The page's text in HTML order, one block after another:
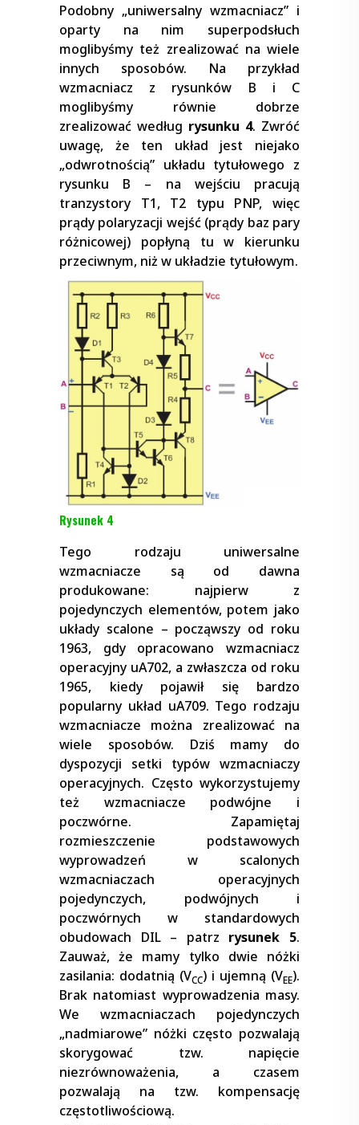
Podobny „uniwersalny wzmacniacz” i
oparty na nim superpodsłuch
moglibyśmy też zrealizować na wiele
innych sposobów. Na przykład
wzmacniacz z rysunków B i C
moglibyśmy równie dobrze
zrealizować według rysunku 4. Zwróć
uwagę, że ten układ jest niejako
„odwrotnością” układu tytułowego z
rysunku B – na wejściu pracują
tranzystory T1, T2 typu PNP, więc
prądy polaryzacji wejść (prądy baz pary
różnicowej) popłyną tu w kierunku
przeciwnym, niż w układzie tytułowym.
Rysunek 4
Tego rodzaju uniwersalne
wzmacniacze są od dawna
produkowane: najpierw z
pojedynczych elementów, potem jako
układy scalone – począwszy od roku
1963, gdy opracowano wzmacniacz
operacyjny uA702, a zwłaszcza od roku
1965, kiedy pojawił się bardzo
popularny układ uA709. Tego rodzaju
wzmacniacze można zrealizować na
wiele sposobów. Dziś mamy do
dyspozycji setki typów wzmacniaczy
operacyjnych. Często wykorzystujemy
też wzmacniacze podwójne i
poczwórne. Zapamiętaj
rozmieszczenie podstawowych
wyprowadzeń w scalonych
wzmacniaczach operacyjnych
pojedynczych, podwójnych i
poczwórnych w standardowych
obudowach DIL – patrz rysunek 5.
Zauważ, że mamy tylko dwie nóżki
zasilania: dodatnią (VCC) i ujemną (VEE).
Brak natomiast wyprowadzenia masy.
We wzmacniaczach pojedynczych
„nadmiarowe” nóżki często pozwalają
skorygować tzw. napięcie
niezrównoważenia, a czasem
pozwalają na tzw. kompensację
częstotliwościową.